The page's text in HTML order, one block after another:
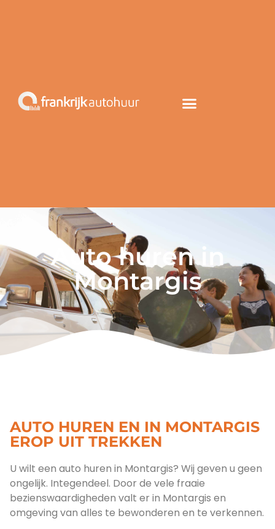
Auto huren in
Montargis
AUTO HUREN EN IN MONTARGIS
EROP UIT TREKKEN
U wilt een auto huren in Montargis? Wij geven u geen
ongelijk. Integendeel. Door de vele fraaie
bezienswaardigheden valt er in Montargis en
omgeving van alles te bewonderen en te verkennen.